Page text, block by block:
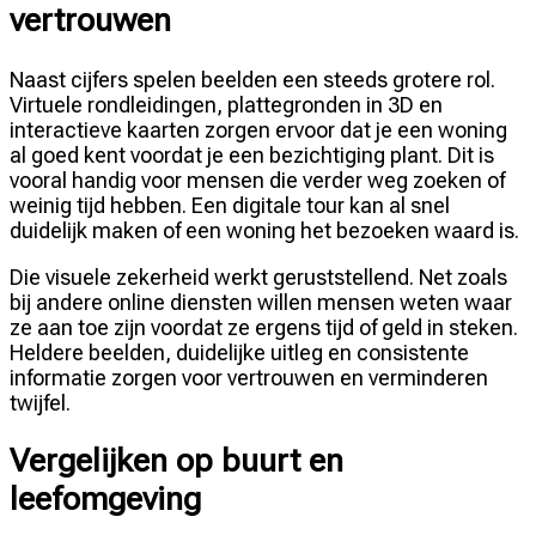
vertrouwen
Naast cijfers spelen beelden een steeds grotere rol.
Virtuele rondleidingen, plattegronden in 3D en
interactieve kaarten zorgen ervoor dat je een woning
al goed kent voordat je een bezichtiging plant. Dit is
vooral handig voor mensen die verder weg zoeken of
weinig tijd hebben. Een digitale tour kan al snel
duidelijk maken of een woning het bezoeken waard is.
Die visuele zekerheid werkt geruststellend. Net zoals
bij andere online diensten willen mensen weten waar
ze aan toe zijn voordat ze ergens tijd of geld in steken.
Heldere beelden, duidelijke uitleg en consistente
informatie zorgen voor vertrouwen en verminderen
twijfel.
Vergelijken op buurt en
leefomgeving